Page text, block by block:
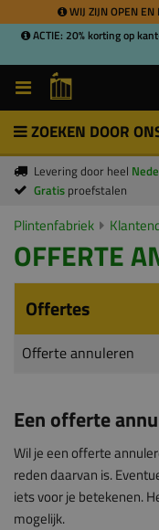
WIJ ZIJN OPEN EN
ACTIE: 20% korting op
ZOEKEN DOOR
Levering door heel
Gratis proefstalen
Plintenfabriek
OFFERTE
Offertes
Offerte annuleren
Een offerte
Wil je een offerte
reden daarvan is.
iets voor je betekenen.
mogelijk.